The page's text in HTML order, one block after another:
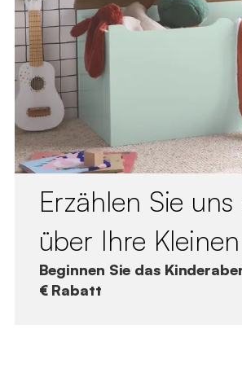
Erzählen Sie uns
über Ihre Kleinen
Beginnen Sie das
€ Rabatt